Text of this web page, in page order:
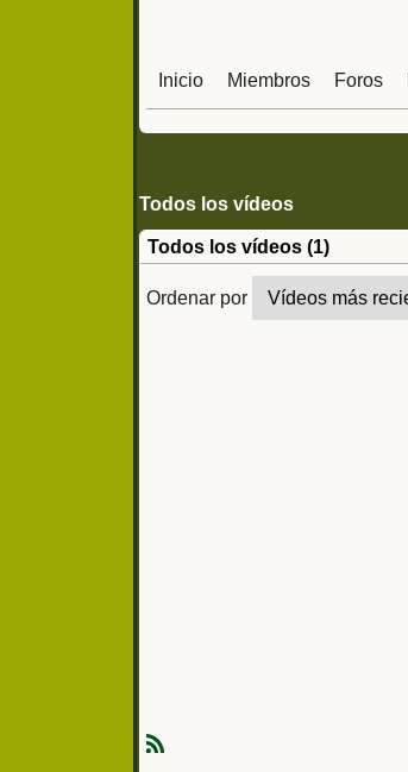
Inicio Miembros Foros
Todos los vídeos
Todos los vídeos (1)
Ordenar por